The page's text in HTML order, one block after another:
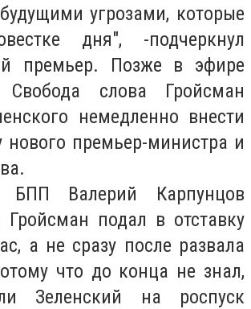
угрозами, которые
дня", -подчеркнул
премьер. Позже в эфире
Свобода слова Гройсман
немедленно внести
нового премьер-министра и
БПП Валерий Карпунцов
Гройсман подал в отставку
а не сразу после развала
что до конца не знал,
Зеленский на роспуск